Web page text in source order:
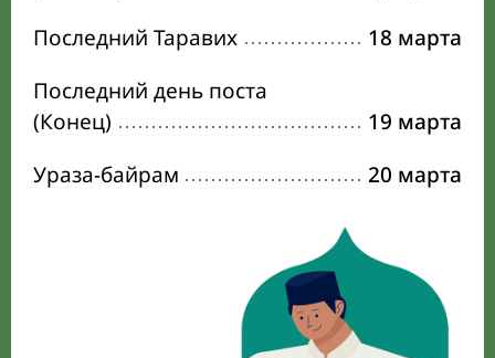
Последний Таравих
18 марта
Последний день поста
(Конец)
19 марта
Ураза-байрам
20 марта